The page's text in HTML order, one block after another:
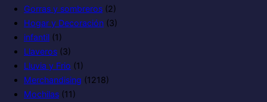
Gorras y sombreros (2)
Hogar y Decoración (3)
infantil (1)
Llaveros (3)
Lluvia y Frio (1)
Merchandising (1218)
Mochilas (11)